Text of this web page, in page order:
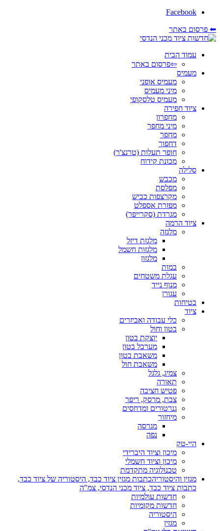
Facebook
⬅ פרסום באתר
עמוד הבית
⇦פרסום באתר
מעמיס
מעמיס אופני
מיני מעמיס
מעמיס טלסקופי
ציוד חפירה
מחפרון
מיני מחפר
מחפר
דחפור
חופר תעלות (טרנצ'ר)
מכונת קידוח
סלילה
מכבש
מפלסת
מקרצפות כביש
מפזרת אספלט
מגרדת (סקרייפר)
ציוד הרמה
מלגזה
מלגזת דיזל
מלגזות חשמל
מלגזון
במות
עגלת משטחים
מנוף נייד
עגורן
בטיחות
ציוד
כלי עבודה ואביזרים
בטון וחול
יוצקת בטון
מערבל בטון
משאבת בטון
משאבת חול
צמיג, גלגל
תאורה
פטיש חציבה
צבת, מרסק, ריפר
גנרטורים ומדחסים
מיחזור
מגרסה
נפה
היי-טק
מיכון וציוד היברידי
מיכון וציוד חשמלי
טכנולוגיה מתקדמת
מגזין והיסטוריהכתבות מגזין ציוד כבד, היסטוריה של ציוד כבד,
כתבות ציוד כבד, ציוד מכני הנדסי, צמ"ה
חדשות עולמיות
חדשות מקומיות
היסטוריה
מגזין